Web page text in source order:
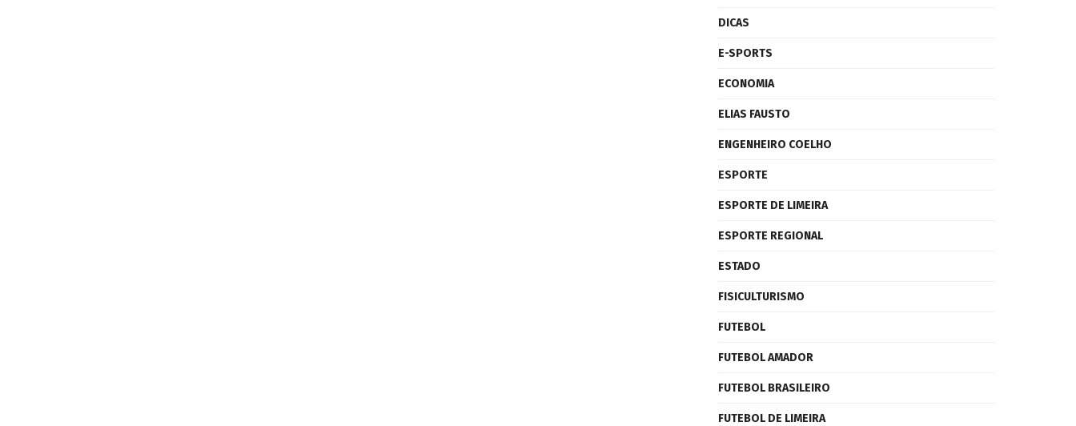
DICAS
E-SPORTS
ECONOMIA
ELIAS FAUSTO
ENGENHEIRO COELHO
ESPORTE
ESPORTE DE LIMEIRA
ESPORTE REGIONAL
ESTADO
FISICULTURISMO
FUTEBOL
FUTEBOL AMADOR
FUTEBOL BRASILEIRO
FUTEBOL DE LIMEIRA